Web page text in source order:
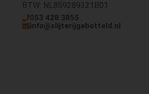
BTW: NL859289321B01
053 428 3855
info@slijterijgebotteld.nl